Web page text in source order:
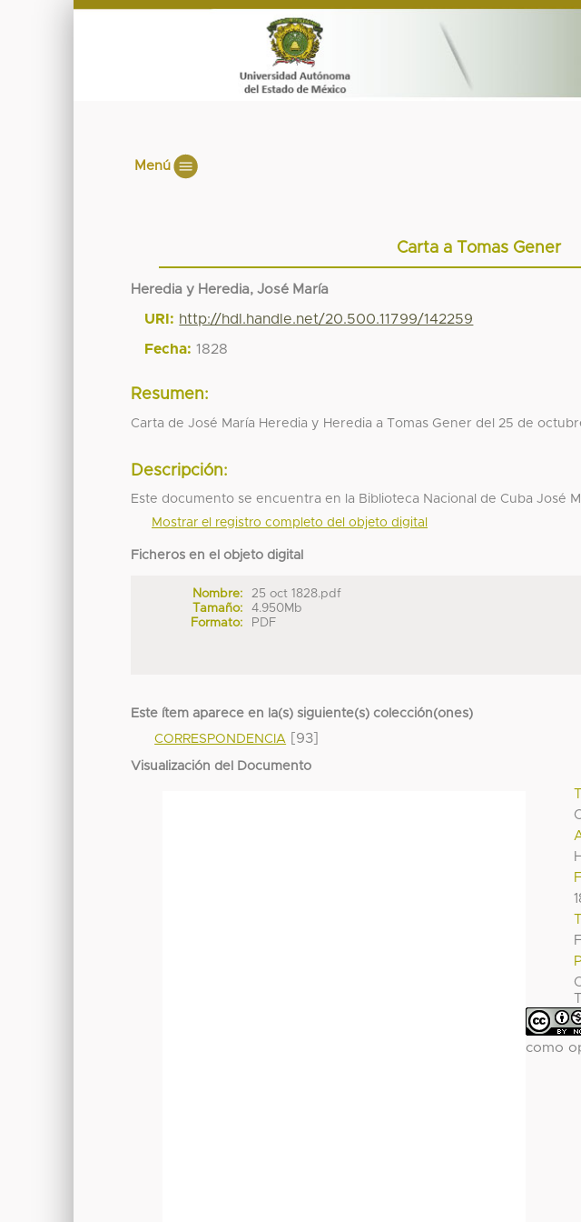
Menú
Carta a Tomas Gener
Heredia y Heredia, José María
URI: http://hdl.handle.net/20.500.11799/142259
Fecha: 1828
Resumen:
Carta de José María Heredia y Heredia a Tomas Gener del 25 de
Descripción:
Este documento se encuentra en la Biblioteca Nacional de Cuba José
Mostrar el registro completo del objeto digital
Ficheros en el objeto digital
Nombre:
25 oct 1828.pdf
Tamaño:
4.950Mb
Formato:
PDF
Este ítem aparece en la(s) siguiente(s) colección(ones)
CORRESPONDENCIA [93]
Visualización del Documento
como